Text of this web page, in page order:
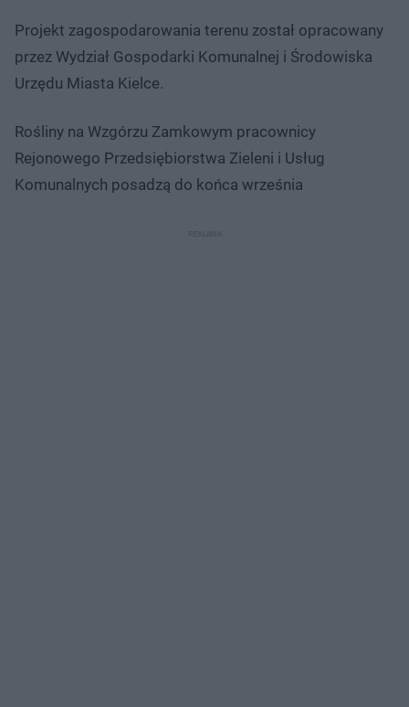
Projekt zagospodarowania terenu został opracowany
przez Wydział Gospodarki Komunalnej i Środowiska
Urzędu Miasta Kielce.
Rośliny na Wzgórzu Zamkowym pracownicy
Rejonowego Przedsiębiorstwa Zieleni i Usług
Komunalnych posadzą do końca września